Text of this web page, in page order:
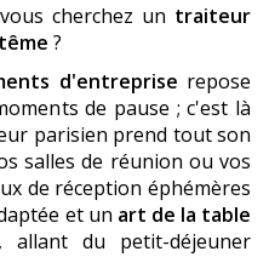
cherchez un traiteur
?
d'entreprise repose
de pause ; c'est là
parisien prend tout son
salles de réunion ou vos
de réception éphémères
et un art de la table
allant du petit-déjeuner